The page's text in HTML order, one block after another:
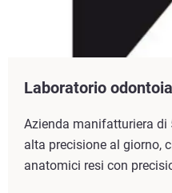
Laboratorio
Azienda manifatturiera
alta precisione al giorno,
anatomici resi con